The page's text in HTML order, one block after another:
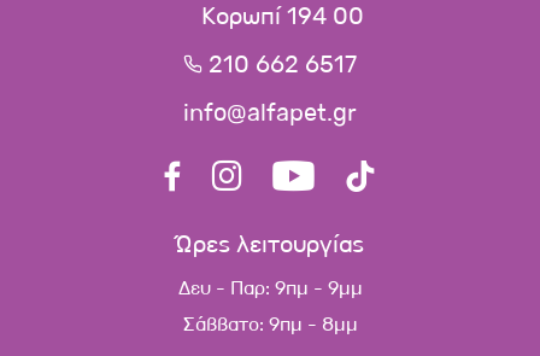
Κορωπί 194 00
210 662 6517
info@alfapet.gr
Ώρες λειτουργίας
Δευ - Παρ: 9πμ - 9μμ
Σάββατο: 9πμ - 8μμ